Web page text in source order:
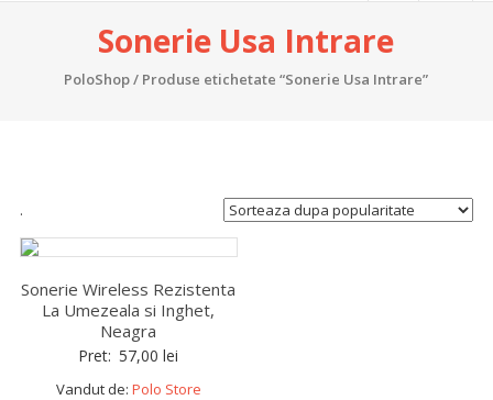
Sonerie Usa Intrare
PoloShop/ Produse etichetate “Sonerie Usa Intrare”
.
Sonerie Wireless Rezistenta
La Umezeala si Inghet,
Neagra
Pret: 57,00lei
Vandut de: Polo Store